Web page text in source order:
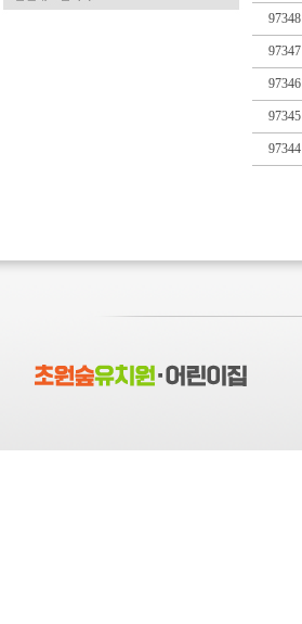
97348
97347
97346
97345
97344